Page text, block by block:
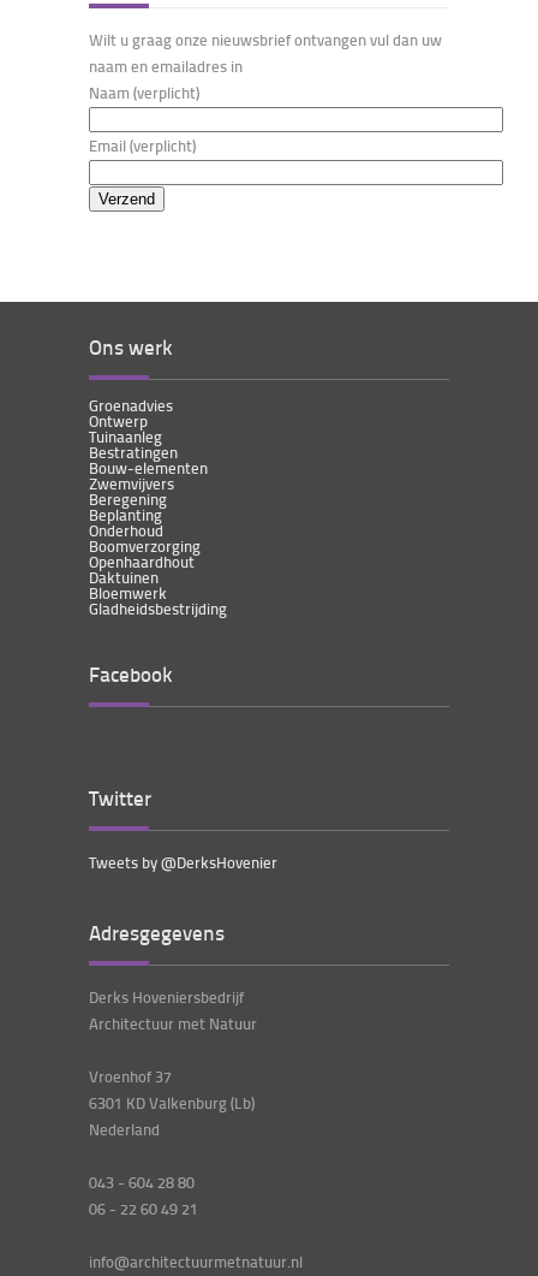
Wilt u graag onze nieuwsbrief ontvangen vul dan uw
naam en emailadres in
Naam (verplicht)
Email (verplicht)
Ons werk
Groenadvies
Ontwerp
Tuinaanleg
Bestratingen
Bouw-elementen
Zwemvijvers
Beregening
Beplanting
Onderhoud
Boomverzorging
Openhaardhout
Daktuinen
Bloemwerk
Gladheidsbestrijding
Facebook
Twitter
Tweets by @DerksHovenier
Adresgegevens
Derks Hoveniersbedrijf
Architectuur met Natuur
Vroenhof 37
6301 KD Valkenburg (Lb)
Nederland
043 - 604 28 80
06 - 22 60 49 21
info@architectuurmetnatuur.nl